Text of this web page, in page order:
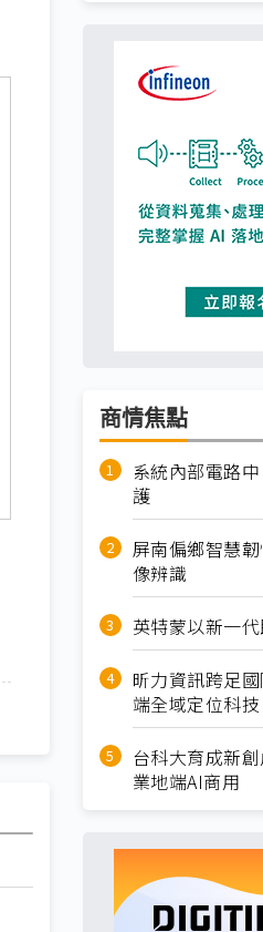
商情焦點
系統內部電路
護
屏南偏鄉智慧
像辨識
英特蒙以新一
昕力資訊跨足
端全域定位科技
台科大育成新
業地端AI商用